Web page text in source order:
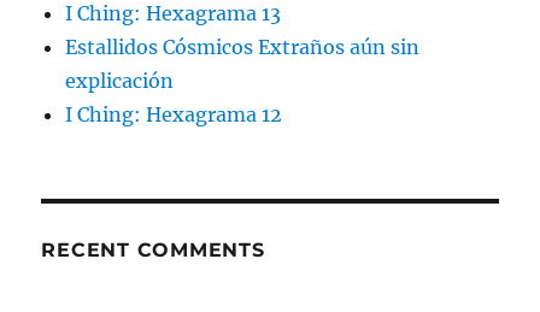
I Ching: Hexagrama 13
Estallidos Cósmicos Extraños aún sin
explicación
I Ching: Hexagrama 12
RECENT COMMENTS